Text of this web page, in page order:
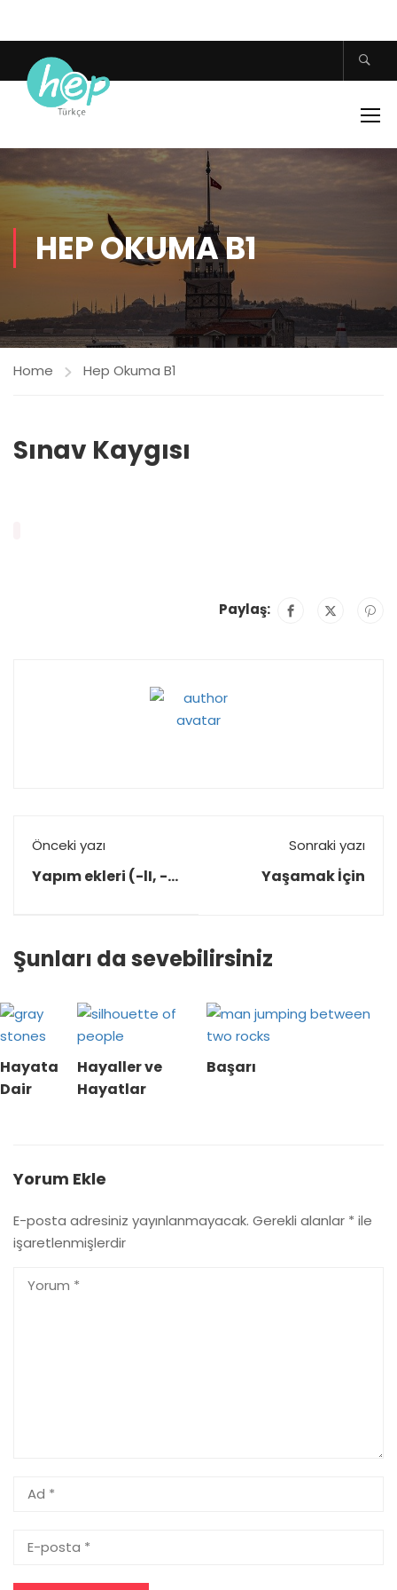
HEP OKUMA B1
Home Hep Okuma B1
Sınav Kaygısı
Paylaş:
Önceki yazı
Yapım ekleri (-lI, -
Sonraki yazı
Yaşamak İçin
Şunları da sevebilirsiniz
Hayata
Dair
Hayaller ve
Hayatlar
Başarı
Yorum Ekle
E-posta adresiniz yayınlanmayacak. Gerekli alanlar * ile
işaretlenmişlerdir